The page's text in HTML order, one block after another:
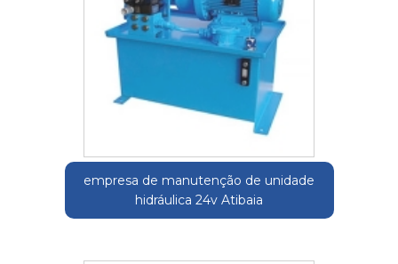
empresa de manutenção de unidade
hidráulica 24v Atibaia